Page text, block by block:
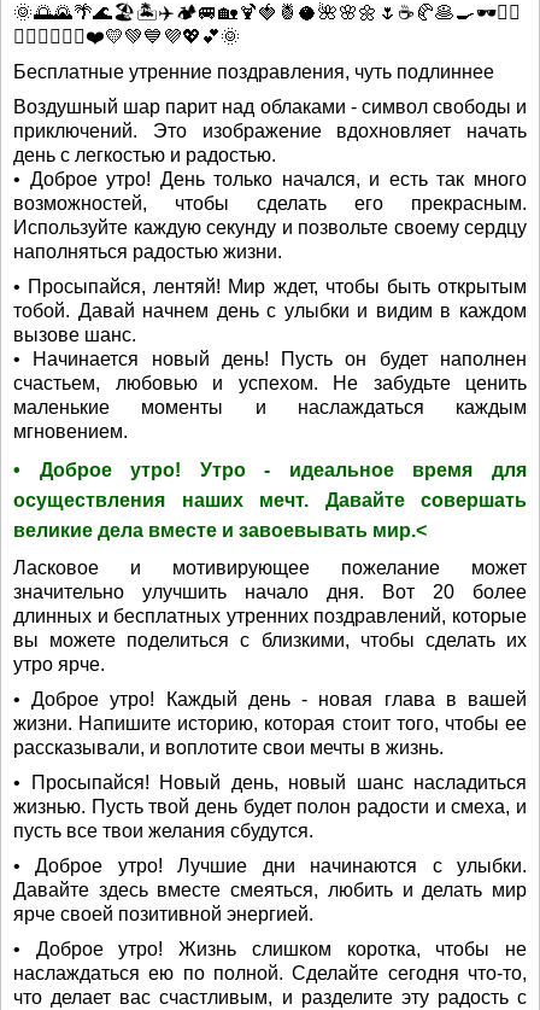
🌞🌅🌄🌴🌊🏖️🏝️✈️🏕️🚐🏡🍹🍓🍍🥥🌺🌸🌼🌷☕🥐🥞🍳🕶️🏄‍♀️
🚴‍♂️🚶‍♀️🧘‍♂️❤️💛💚💙💜💖💕🌞
Бесплатные утренние поздравления, чуть подлиннее
Воздушный шар парит над облаками - символ свободы и
приключений. Это изображение вдохновляет начать
день с легкостью и радостью.
• Доброе утро! День только начался, и есть так много
возможностей, чтобы сделать его прекрасным.
Используйте каждую секунду и позвольте своему сердцу
наполняться радостью жизни.
• Просыпайся, лентяй! Мир ждет, чтобы быть открытым
тобой. Давай начнем день с улыбки и видим в каждом
вызове шанс.
• Начинается новый день! Пусть он будет наполнен
счастьем, любовью и успехом. Не забудьте ценить
маленькие моменты и наслаждаться каждым
мгновением.
• Доброе утро! Утро - идеальное время для
осуществления наших мечт. Давайте совершать
великие дела вместе и завоевывать мир.<
Ласковое и мотивирующее пожелание может
значительно улучшить начало дня. Вот 20 более
длинных и бесплатных утренних поздравлений, которые
вы можете поделиться с близкими, чтобы сделать их
утро ярче.
• Доброе утро! Каждый день - новая глава в вашей
жизни. Напишите историю, которая стоит того, чтобы ее
рассказывали, и воплотите свои мечты в жизнь.
• Просыпайся! Новый день, новый шанс насладиться
жизнью. Пусть твой день будет полон радости и смеха, и
пусть все твои желания сбудутся.
• Доброе утро! Лучшие дни начинаются с улыбки.
Давайте здесь вместе смеяться, любить и делать мир
ярче своей позитивной энергией.
• Доброе утро! Жизнь слишком коротка, чтобы не
наслаждаться ею по полной. Сделайте сегодня что-то,
что делает вас счастливым, и разделите эту радость с